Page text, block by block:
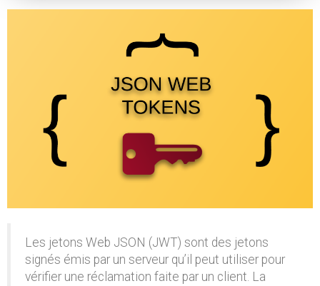
Les jetons Web JSON (JWT) sont des jetons
signés émis par un serveur qu’il peut utiliser pour
vérifier une réclamation faite par un client. La